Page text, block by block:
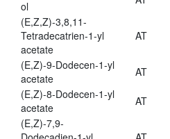
ol
(E,Z,Z)-3,8,11-
Tetradecatrien-1-yl
acetate
AT
(E,Z)-9-Dodecen-1-yl
acetate
AT
(E,Z)-8-Dodecen-1-yl
acetate
AT
(E,Z)-7,9-